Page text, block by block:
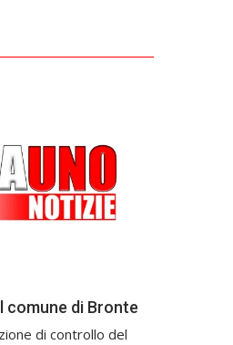
comune di Bronte
di controllo del